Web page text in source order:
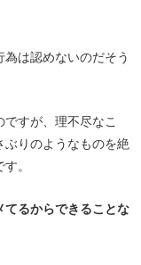
は認めないのだそう
すが、理不尽なこ
ぶりのようなものを絶
。
てるからできることな